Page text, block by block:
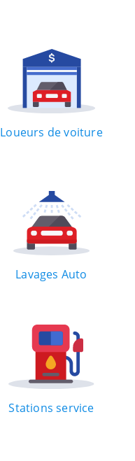
Loueurs de voiture
Lavages Auto
Stations service